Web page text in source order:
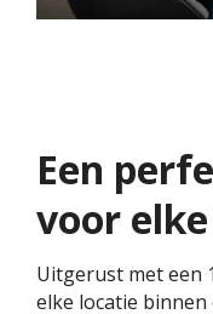
Een
voor
Uitgerust met een
elke locatie